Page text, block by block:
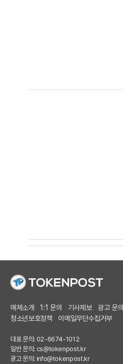
매체소개 1:1 문의 기사제보 광고 문의
청소년보호정책
이메일무단수집거부
대표 문의: 02-6674-1012
일반 문의: cs@tokenpost.kr
광고 문의: info@tokenpost.kr